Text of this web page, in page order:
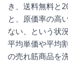
き、送料無料と
と、原価率の高
ない、という状
平均単価や平均
の売れ筋商品を